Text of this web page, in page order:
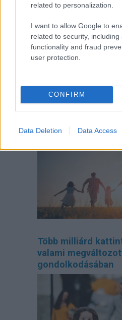
related to personalization.
I want to allow Google to
related to security, including
functionality and fraud
user protection.
CONFIRM
Data Deletion Data Access
bővül a család
Több milliárd
valami
gondolkodásában